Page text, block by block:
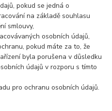
pokud se jedná o
na základě souhlasu
smlouvy,
osobních údajů,
pokud máte za to, že
byla porušena v důsledku
údajů v rozporu s tímto
pro ochranu osobních údajů.